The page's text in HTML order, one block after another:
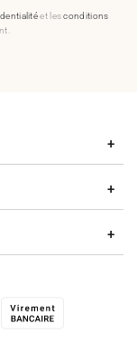
et lesconditions